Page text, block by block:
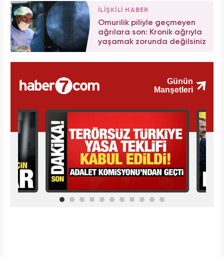
İLİŞKİLİ HABER
Omurilik piliyle geçmeyen
ağrılara son: Kronik ağrıyla
yaşamak zorunda değilsiniz